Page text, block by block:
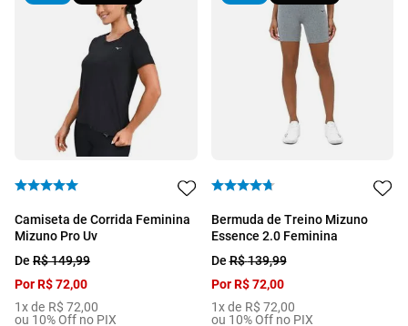
Camiseta de Corrida Feminina
Mizuno Pro Uv
De R$149,99
PorR$72,00
1x de R$ 72,00
ou 10% Off no PIX
Bermuda de Treino Mizuno
Essence 2.0 Feminina
DeR$139,99
PorR$ 72,00
1x de R$ 72,00
ou 10% Off no PIX